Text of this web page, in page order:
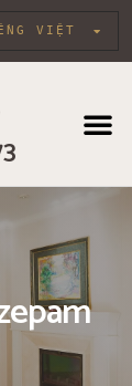
VIỆT